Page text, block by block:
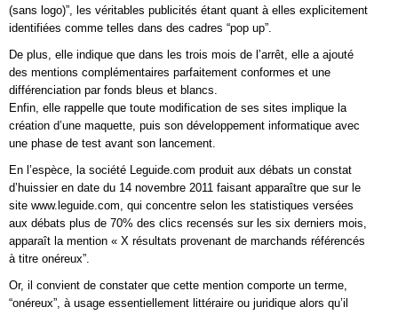
(sans logo)”, les véritables publicités étant quant à elles explicitement
identifiées comme telles dans des cadres “pop up”.
De plus, elle indique que dans les trois mois de l’arrêt, elle a ajouté
des mentions complémentaires parfaitement conformes et une
différenciation par fonds bleus et blancs.
Enfin, elle rappelle que toute modification de ses sites implique la
création d’une maquette, puis son développement informatique avec
une phase de test avant son lancement.
En l’espèce, la société Leguide.com produit aux débats un constat
d’huissier en date du 14 novembre 2011 faisant apparaître que sur le
site www.leguide.com, qui concentre selon les statistiques versées
aux débats plus de 70% des clics recensés sur les six derniers mois,
apparaît la mention « X résultats provenant de marchands référencés
à titre onéreux”.
Or, il convient de constater que cette mention comporte un terme,
“onéreux”, à usage essentiellement littéraire ou juridique alors qu’il